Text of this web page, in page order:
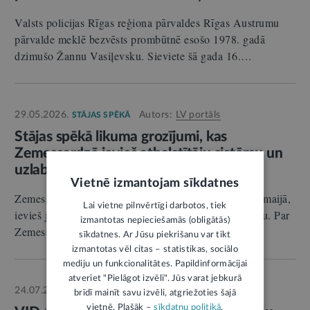
Valsts policijas Rīgas reģiona pārvaldes Rīgas Austrumu
pārvalde meklē bezvēsts prombūtnē esošo 1978. gadā
dzimušo Žannu Vasiļevsku. Sieviete šā gada 16.…
29.05.2026. STĀJAS SPĒKĀ Autors: LV portāls
Stājas spēkā likuma grozījumi, kas
Zemessardzē ievieš atbalstītāju sistēmu un
uzlabo zemessargu sociālās garantijas
Zemessardzes likuma grozījumi, kas stājas spēkā 29. maijā,
ievieš jauninājumu – Zemessardzes atbalstītāja statusu. Par
Zemessardzes atbalstītājiem varēs kļūt gan…
24.07.2026. INTERVIJA Autors:Inese Helmane
Vietnē izmantojam sīkdatnes
Lai vietne pilnvērtīgi darbotos, tiek
izmantotas nepieciešamās (obligātās)
sīkdatnes. Ar Jūsu piekrišanu var tikt
izmantotas vēl citas – statistikas, sociālo
mediju un funkcionalitātes. Papildinformācijai
atveriet "Pielāgot izvēli". Jūs varat jebkurā
brīdī mainīt savu izvēli, atgriežoties šajā
vietnē. Plašāk –sīkdatņu politikā.